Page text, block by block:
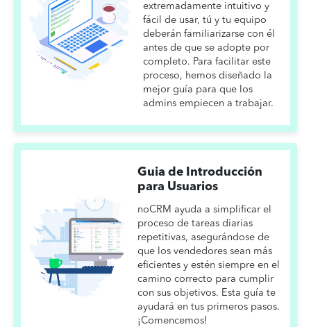
extremadamente intuitivo y
fácil de usar, tú y tu equipo
deberán familiarizarse con él
antes de que se adopte por
completo. Para facilitar este
proceso, hemos diseñado la
mejor guía para que los
admins empiecen a trabajar.
Guia de Introducción
para Usuarios
noCRM ayuda a simplificar el
proceso de tareas diarias
repetitivas, asegurándose de
que los vendedores sean más
eficientes y estén siempre en el
camino correcto para cumplir
con sus objetivos. Esta guía te
ayudará en tus primeros pasos.
¡Comencemos!